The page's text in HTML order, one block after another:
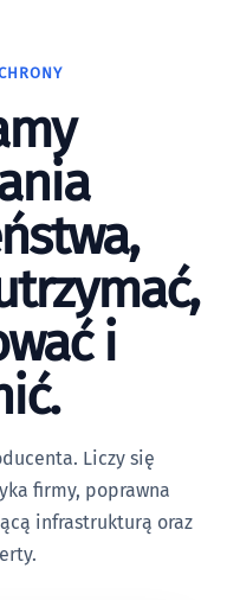
i
Liczy się
firmy, poprawna
infrastrukturą oraz